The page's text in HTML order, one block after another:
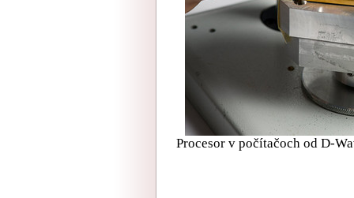
Procesor v počítačoch od D-